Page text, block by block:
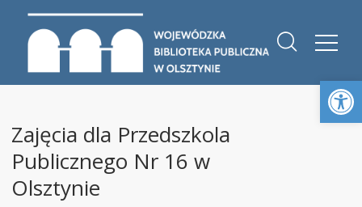
Zajęcia dla Przedszkola
Publicznego Nr 16 w
Olsztynie